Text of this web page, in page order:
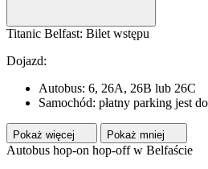
Titanic Belfast: Bilet wstępu
Dojazd:
Autobus: 6, 26A, 26B lub 26C
Samochód: płatny parking jest
Pokaż więcej Pokaż mniej
Autobus hop-on hop-off w Belfaście